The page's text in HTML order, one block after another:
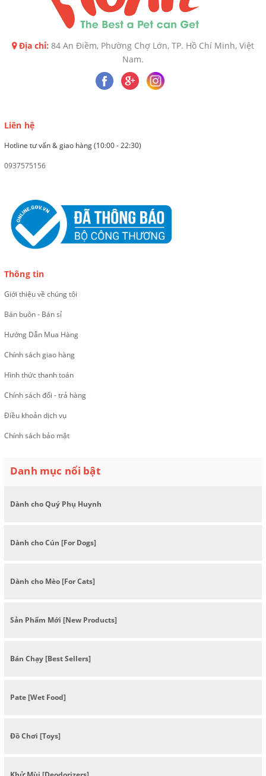
Địa chỉ: 84 An Điềm, Phường Chợ Lớn, TP. Hồ Chí Minh, Việt
Nam.
Liên hệ
Hotline tư vấn & giao hàng (10:00 - 22:30)
0937575156
Thông tin
Giới thiệu về chúng tôi
Bán buôn - Bán sỉ
Hướng Dẫn Mua Hàng
Chính sách giao hàng
Hình thức thanh toán
Chính sách đổi - trả hàng
Điều khoản dịch vụ
Chính sách bảo mật
Danh mục nổi bật
Dành cho Quý Phụ Huynh
Dành cho Cún [For Dogs]
Dành cho Mèo [For Cats]
Sản Phẩm Mới [New Products]
Bán Chạy [Best Sellers]
Pate [Wet Food]
Đồ Chơi [Toys]